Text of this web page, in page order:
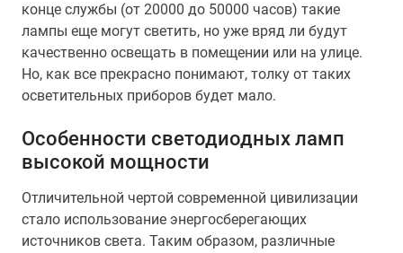
конце службы (от 20000 до 50000 часов) такие
лампы еще могут светить, но уже вряд ли будут
качественно освещать в помещении или на улице.
Но, как все прекрасно понимают, толку от таких
осветительных приборов будет мало.
Особенности светодиодных ламп
высокой мощности
Отличительной чертой современной цивилизации
стало использование энергосберегающих
источников света. Таким образом, различные